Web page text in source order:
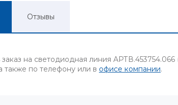
Отзывы
на светодиодная линия
также по телефону или в офисе компании.